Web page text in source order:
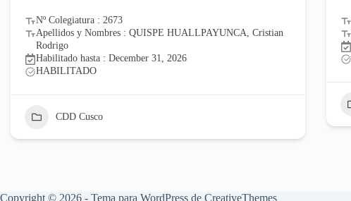
Nº Colegiatura : 2673
Apellidos y Nombres : QUISPE HUALLPAYUNCA, Cristian
Rodrigo
Habilitado hasta : December 31, 2026
HABILITADO
CDD Cusco
Copyright © 2026 - Tema para WordPress de CreativeThemes